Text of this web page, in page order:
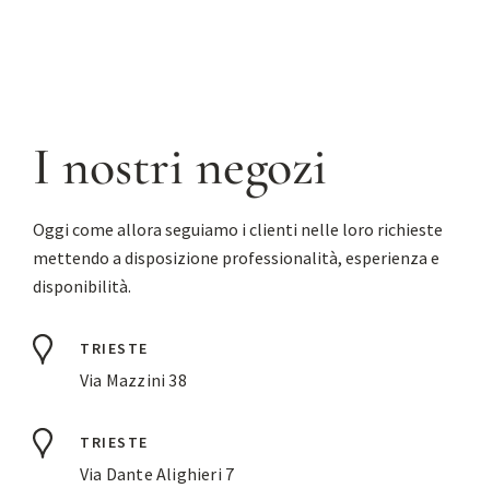
I nostri negozi
Oggi come allora seguiamo i clienti nelle loro richieste
mettendo a disposizione professionalità, esperienza e
disponibilità.
TRIESTE
Via Mazzini 38
TRIESTE
Via Dante Alighieri 7